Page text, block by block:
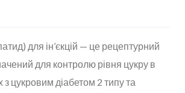
для ін’єкцій — це рецептурний
для контролю рівня цукру в
з цукровим діабетом 2 типу та